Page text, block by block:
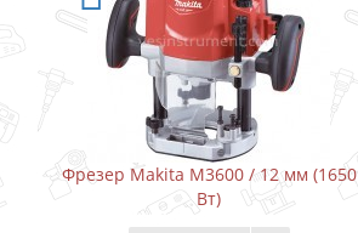
Фрезер Makita M3600 / 12 мм (1650
Вт)